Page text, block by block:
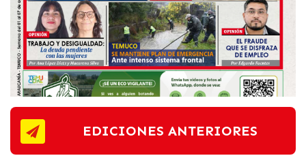
EDICIONES ANTERIORES